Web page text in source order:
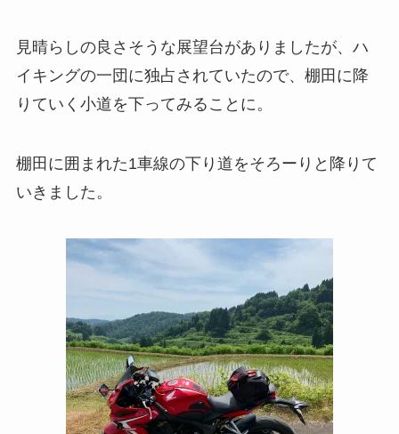
見晴らしの良さそうな展望台がありましたが、ハ
イキングの一団に独占されていたので、棚田に降
りていく小道を下ってみることに。
棚田に囲まれた1車線の下り道をそろーりと降りて
いきました。